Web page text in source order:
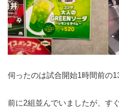
伺ったのは試合開始1時間前の
前に2組並んでいましたが、す